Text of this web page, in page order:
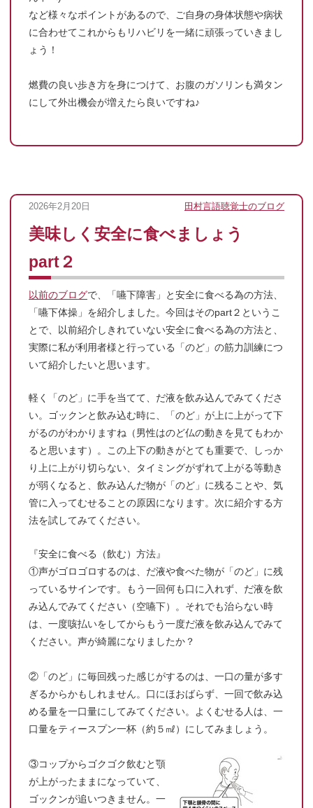
など様々なポイントがあるので、ご自身の身体状態や病状
に合わせてこれからもリハビリを一緒に頑張っていきまし
ょう！
燃費の良い歩き方を身につけて、お腹のガソリンも満タン
にして外出機会が増えたら良いですね♪
美味しく安全に食べましょう
part２
2026年2月20日 田村言語聴覚士のブログ
以前のブログで、「嚥下障害」と安全に食べる為の方法、
「嚥下体操」を紹介しました。今回はそのpart２というこ
とで、以前紹介しきれていない安全に食べる為の方法と、
実際に私が利用者様と行っている「のど」の筋力訓練につ
いて紹介したいと思います。
軽く「のど」に手を当てて、だ液を飲み込んでみてくださ
い。ゴックンと飲み込む時に、「のど」が上に上がって下
がるのがわかりますね（男性はのど仏の動きを見てもわか
ると思います）。この上下の動きがとても重要で、しっか
り上に上がり切らない、タイミングがずれて上がる等動き
が弱くなると、飲み込んだ物が「のど」に残ることや、気
管に入ってむせることの原因になります。次に紹介する方
法を試してみてください。
『安全に食べる（飲む）方法』
①声がゴロゴロするのは、だ液や食べた物が「のど」に残
っているサインです。もう一回何も口に入れず、だ液を飲
み込んでみてください（空嚥下）。それでも治らない時
は、一度咳払いをしてからもう一度だ液を飲み込んでみて
ください。声が綺麗になりましたか？
②「のど」に毎回残った感じがするのは、一口の量が多す
ぎるからかもしれません。口にほおばらず、一回で飲み込
める量を一口量にしてみてください。よくむせる人は、一
口量をティースプン一杯（約５㎖）にしてみましょう。
③コップからゴクゴク飲むと顎
が上がったままになっていて、
ゴックンが追いつきません。一